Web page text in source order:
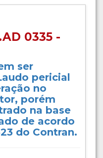
0335 -
ser
pericial
no
porém
na base
de acordo
do Contran.